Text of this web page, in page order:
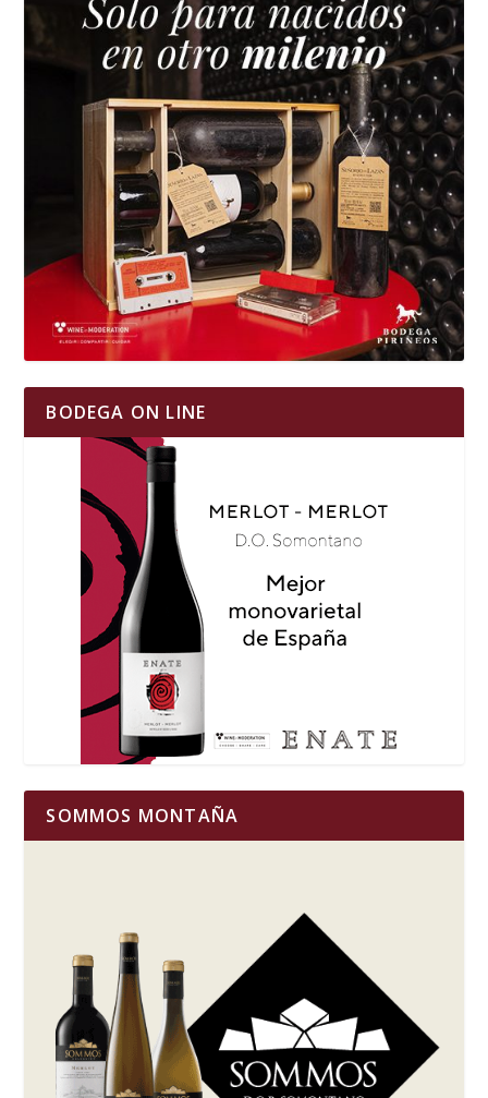
BODEGA ON LINE
SOMMOS MONTAÑA